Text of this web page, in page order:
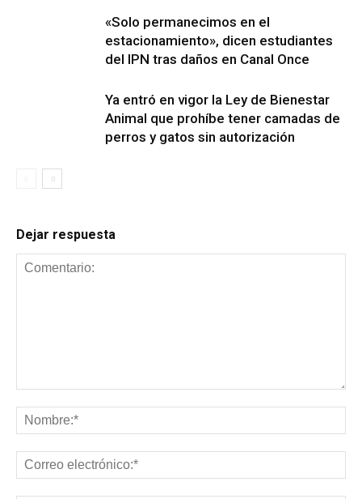
«Solo permanecimos en el
estacionamiento», dicen estudiantes
del IPN tras daños en Canal Once
Ya entró en vigor la Ley de Bienestar
Animal que prohíbe tener camadas de
perros y gatos sin autorización
Dejar respuesta